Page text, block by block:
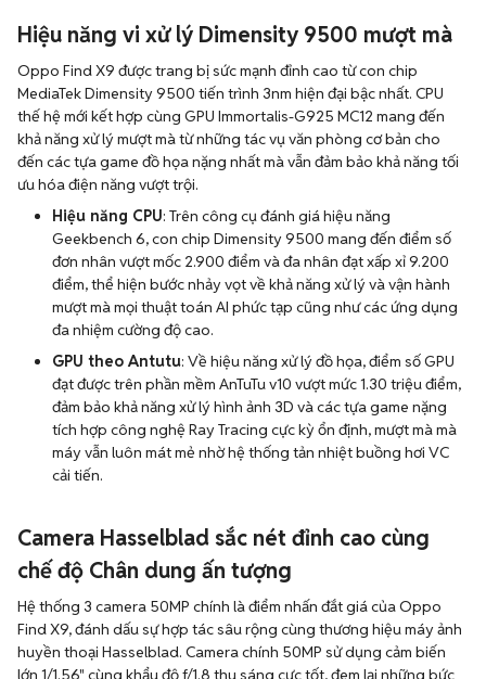
Hiệu năng vi xử lý Dimensity 9500 mượt mà
Oppo Find X9 được trang bị sức mạnh đỉnh cao từ con chip
MediaTek Dimensity 9500 tiến trình 3nm hiện đại bậc nhất. CPU
thế hệ mới kết hợp cùng GPU Immortalis-G925 MC12 mang đến
khả năng xử lý mượt mà từ những tác vụ văn phòng cơ bản cho
đến các tựa game đồ họa nặng nhất mà vẫn đảm bảo khả năng tối
ưu hóa điện năng vượt trội.
Hiệu năng CPU: Trên công cụ đánh giá hiệu năng
Geekbench 6, con chip Dimensity 9500 mang đến điểm số
đơn nhân vượt mốc 2.900 điểm và đa nhân đạt xấp xỉ 9.200
điểm, thể hiện bước nhảy vọt về khả năng xử lý và vận hành
mượt mà mọi thuật toán AI phức tạp cũng như các ứng dụng
đa nhiệm cường độ cao.
GPU theo Antutu: Về hiệu năng xử lý đồ họa, điểm số GPU
đạt được trên phần mềm AnTuTu v10 vượt mức 1.30 triệu điểm,
đảm bảo khả năng xử lý hình ảnh 3D và các tựa game nặng
tích hợp công nghệ Ray Tracing cực kỳ ổn định, mượt mà mà
máy vẫn luôn mát mẻ nhờ hệ thống tản nhiệt buồng hơi VC
cải tiến.
Camera Hasselblad sắc nét đỉnh cao cùng
chế độ Chân dung ấn tượng
Hệ thống 3 camera 50MP chính là điểm nhấn đắt giá của Oppo
Find X9, đánh dấu sự hợp tác sâu rộng cùng thương hiệu máy ảnh
huyền thoại Hasselblad. Camera chính 50MP sử dụng cảm biến
lớn 1/1.56" cùng khẩu độ f/1.8 thu sáng cực tốt, đem lại những bức